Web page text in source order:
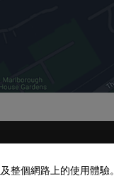
整個網路上的使用體驗。